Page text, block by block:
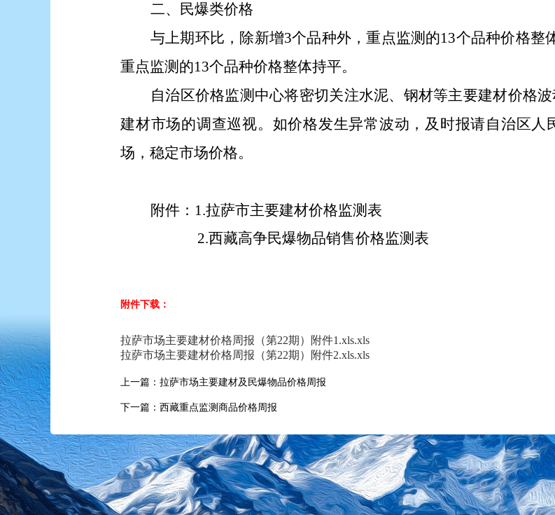
二、民爆类价格
与上期环比， 除新增3个品种外，重点监测的13个品种价格整
重点监测的13个品种价格整体持平。
自治区价格监测中心将密切关注水泥、钢材等主要建材价格
建材市场的调查巡视。如价格发生异常波动，及时报请自治区
场，稳定市场价格。
附件： 1.拉萨市主要建材价格监测表
2.西藏高争民爆物品销售价格监测表
附件下载：
拉萨市场主要建材价格周报（第22期）附件1.xls.xls
拉萨市场主要建材价格周报（第22期）附件2.xls.xls
上一篇：拉萨市场主要建材及民爆物品价格周报
下一篇：西藏重点监测商品价格周报